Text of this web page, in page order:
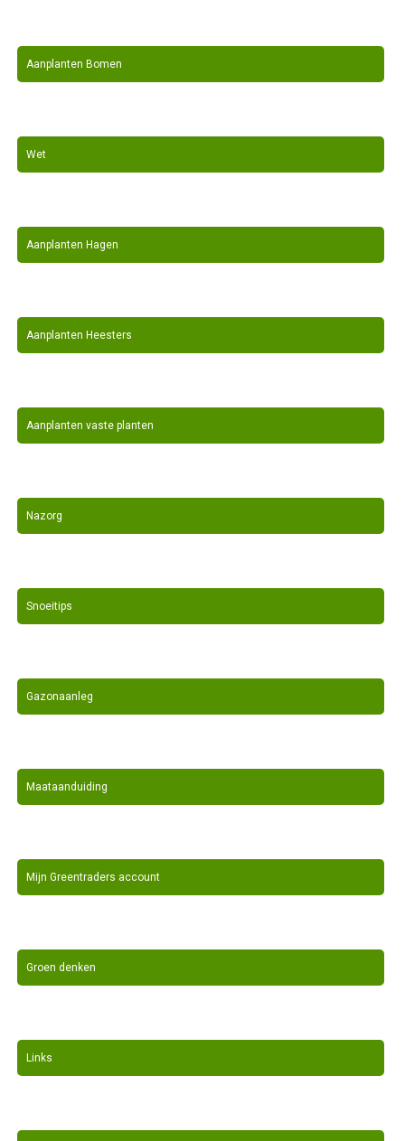
Aanplanten Bomen
Wet
Aanplanten Hagen
Aanplanten Heesters
Aanplanten vaste planten
Nazorg
Snoeitips
Gazonaanleg
Maataanduiding
Mijn Greentraders account
Groen denken
Links